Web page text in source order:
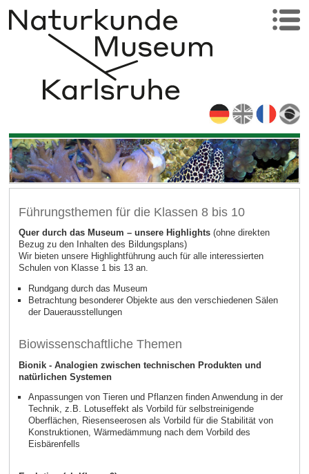
Führungsthemen für die Klassen 8 bis 10
Quer durch das Museum – unsere Highlights (ohne direkten
Bezug zu den Inhalten des Bildungsplans)
Wir bieten unsere Highlightführung auch für alle interessierten
Schulen von Klasse 1 bis 13 an.
Rundgang durch das Museum
Betrachtung besonderer Objekte aus den verschiedenen Sälen
der Dauerausstellungen
Biowissenschaftliche Themen
Bionik - Analogien zwischen technischen Produkten und
natürlichen Systemen
Anpassungen von Tieren und Pflanzen finden Anwendung in der
Technik, z.B. Lotuseffekt als Vorbild für selbstreinigende
Oberflächen, Riesenseerosen als Vorbild für die Stabilität von
Konstruktionen, Wärmedämmung nach dem Vorbild des
Eisbärenfells